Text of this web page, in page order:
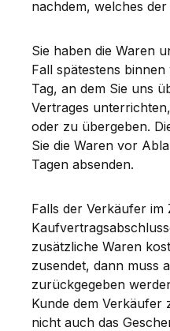
nachdem, welches
Sie haben die Waren
Fall spätestens
Tag, an dem Sie uns
Vertrages
oder zu übergeben.
Sie die Waren vor
Tagen absenden.
Falls der Verkäufer im
zusätzliche Waren
zusendet, dann muss
zurückgegeben
Kunde dem Verkäufer
nicht auch das